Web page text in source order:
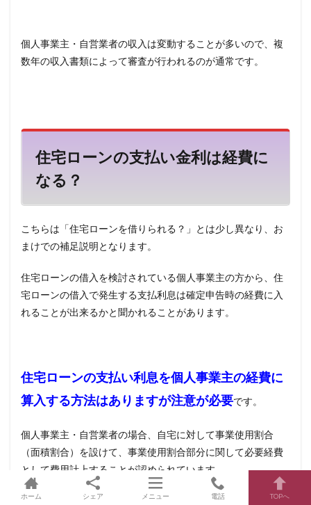
個人事業主・自営業者の収入は変動することが多いので、複
数年の収入書類によって審査が行われるのが通常です。
住宅ローンの支払い金利は経費に
なる？
こちらは「住宅ローンを借りられる？」とは少し異なり、お
まけでの補足説明となります。
住宅ローンの借入を検討されている個人事業主の方から、住
宅ローンの借入で発生する支払利息は確定申告時の経費に入
れることが出来るかと聞かれることがあります。
住宅ローンの支払い利息を個人事業主の経費に
算入する方法はありますが注意が必要です。
個人事業主・自営業者の場合、自宅に対して事業使用割合
（面積割合）を設けて、事業使用割合部分に関して必要経費
として費用計上することが認められています。
そのため、この事業使用割合部分に関しては支払利息や、減
ホーム シェア メニュー 電話 TOPへ